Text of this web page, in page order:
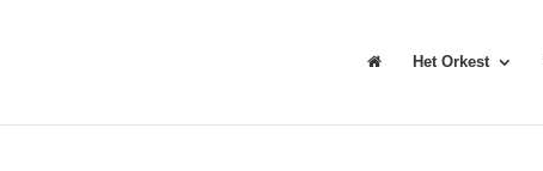
Het Orkest